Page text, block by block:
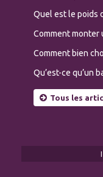
Quel est le poids
Comment monter
Comment bien
Qu’est-ce qu’un
Tous les